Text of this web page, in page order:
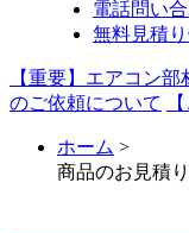
電話問い
無料見積
【重要】エアコン
のご依頼について
ホーム >
商品のお見積